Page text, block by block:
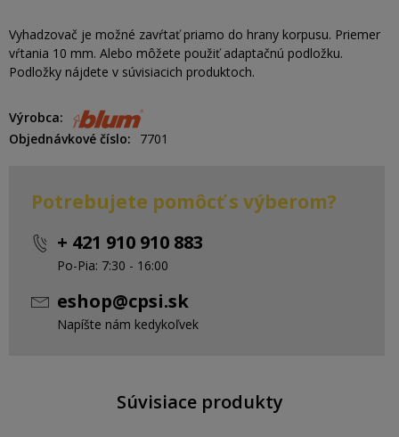
Vyhadzovač je možné zavŕtať priamo do hrany korpusu. Priemer
vŕtania 10 mm. Alebo môžete použiť adaptačnú podložku.
Podložky nájdete v súvisiacich produktoch.
Výrobca
Objednávkové číslo
7701
Potrebujete pomôcť s výberom?
+ 421 910 910 883
Po-Pia: 7:30 - 16:00
eshop@cpsi.sk
Napíšte nám kedykoľvek
Súvisiace produkty